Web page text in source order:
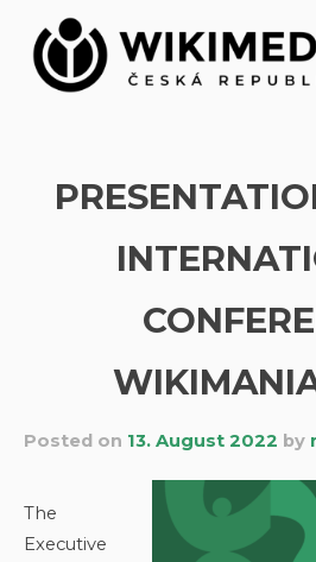
content
Posted on 13. August 2022 by
The
Executive